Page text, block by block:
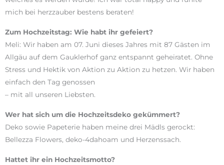
mich bei herzzauber bestens beraten!
Zum Hochzeitstag: Wie habt ihr gefeiert?
Meli: Wir haben am 07. Juni dieses Jahres mit 87 Gästen im
Allgäu auf dem Gauklerhof ganz entspannt geheiratet. Ohne
Stress und Hektik von Aktion zu Aktion zu hetzen. Wir haben
einfach den Tag genossen
– mit all unseren Liebsten.
Wer hat sich um die Hochzeitsdeko gekümmert?
Deko sowie Papeterie haben meine drei Mädls gerockt:
Bellezza Flowers, deko-4dahoam und Herzenssach.
Hattet ihr ein Hochzeitsmotto?